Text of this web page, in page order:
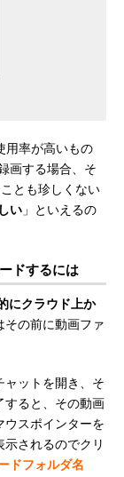
用率が高いもの
画する場合、そ
とも珍しくない
い 」といえるの
ドするには
にクラウド上か
その前に動画ファ
ットを開き、そ
すると、その動画
ウスポインターを
されるのでクリ
ドフォルダ名